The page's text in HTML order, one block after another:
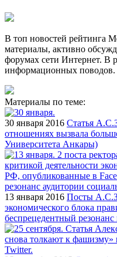
В топ новостей рейтинга
материалы, активно
форумах сети Интернет. В
информационных поводов.
Материалы по теме:
30 января 2016 Статья
отношениях вызвала
Университета Анкары)
13 января 2016 Посты
экономического блока
беспрецедентный резонанс